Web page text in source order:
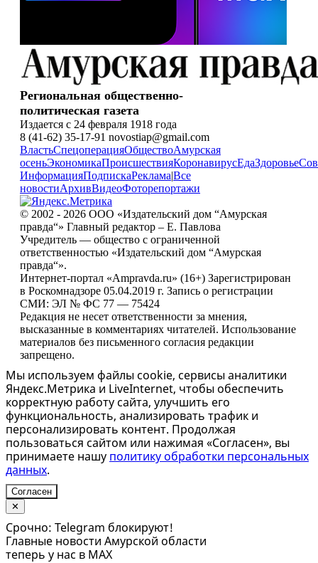
Региональная общественно-
политическая газета
Издается с 24 февраля 1918 года
8 (41-62) 35-17-91 novostiap@gmail.com
ВластьСпецоперацияОбществоАмурская
осеньЭкономикаПроисшествияКоронавирусЕдаЗдоровье
ИнформацияПодпискаРеклама|Все
новостиАрхивВидеоФоторепортажи
© 2002 - 2026 ООО «Издательский дом “Амурская
правда“» Главный редактор – Е. Павлова
Учредитель — общество с ограниченной
ответственностью «Издательский дом “Амурская
правда“».
Интернет-портал «Ampravda.ru» (16+) Зарегистрирован
в Роскомнадзоре 05.04.2019 г. Запись о регистрации
СМИ: ЭЛ № ФС 77 — 75424
Редакция не несет ответственности за мнения,
высказанные в комментариях читателей. Использование
материалов без письменного согласия редакции
запрещено.
Мы используем файлы cookie, сервисы аналитики
Яндекс.Метрика и LiveInternet, чтобы обеспечить
корректную работу сайта, улучшить его
функциональность, анализировать трафик и
персонализировать контент. Продолжая
пользоваться сайтом или нажимая «Согласен», вы
принимаете нашу политику обработки персональных
данных.
Согласен
✕
Срочно: Telegram блокируют!
Главные новости Амурской области
теперь у нас в MAX